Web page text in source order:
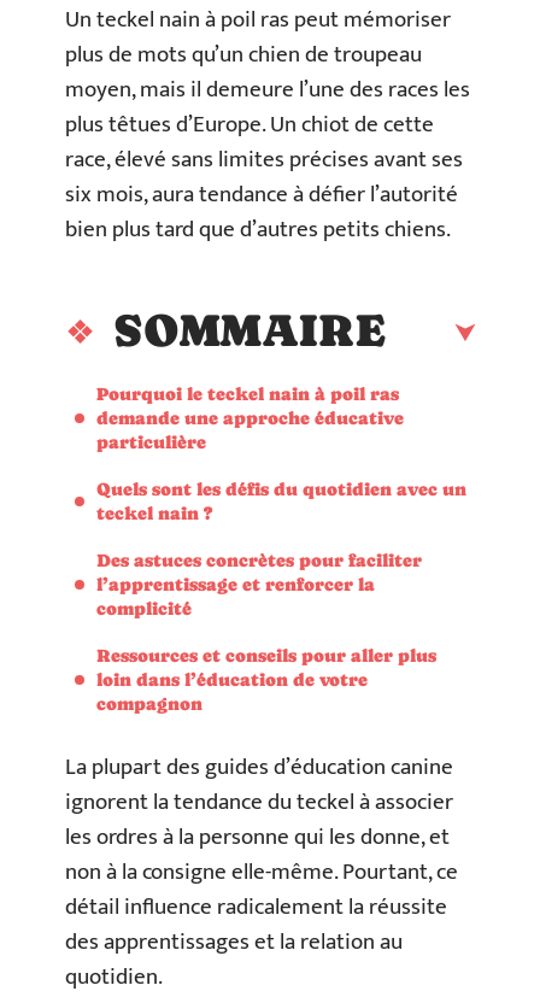
Un teckel nain à poil ras peut mémoriser
plus de mots qu’un chien de troupeau
moyen, mais il demeure l’une des races les
plus têtues d’Europe. Un chiot de cette
race, élevé sans limites précises avant ses
six mois, aura tendance à défier l’autorité
bien plus tard que d’autres petits chiens.
SOMMAIRE
Pourquoi le teckel nain à poil ras
demande une approche éducative
particulière
Quels sont les défis du quotidien avec un
teckel nain ?
Des astuces concrètes pour faciliter
l’apprentissage et renforcer la
complicité
Ressources et conseils pour aller plus
loin dans l’éducation de votre
compagnon
La plupart des guides d’éducation canine
ignorent la tendance du teckel à associer
les ordres à la personne qui les donne, et
non à la consigne elle-même. Pourtant, ce
détail influence radicalement la réussite
des apprentissages et la relation au
quotidien.